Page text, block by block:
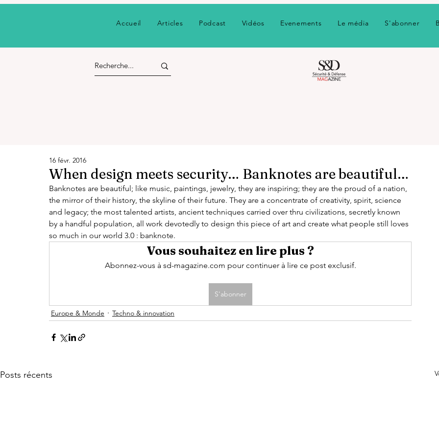
Accueil Articles Podcast Vidéos Evenements Le média S'abonner
When design meets security… Banknotes are beautiful…
16 févr. 2016
Banknotes are beautiful; like music, paintings, jewelry, they are inspiring; they are the proud of a nation,
the mirror of their history, the skyline of their future. They are a concentrate of creativity, spirit, science
and legacy; the most talented artists, ancient techniques carried over thru civilizations, secretly known
by a handful population, all work devotedly to design this piece of art and create what people still loves
so much in our world 3.0 : banknote.
Vous souhaitez en lire plus ?
Abonnez-vous à sd-magazine.com pour continuer à lire ce post exclusif.
S'abonner
Europe & Monde Techno & innovation
Posts récents